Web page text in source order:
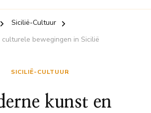
Sicilië-Cultuur
bewegingen in Sicilië
SICILIË-CULTUUR
kunst en